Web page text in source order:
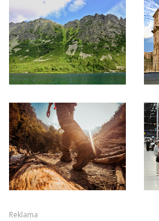
Reklama